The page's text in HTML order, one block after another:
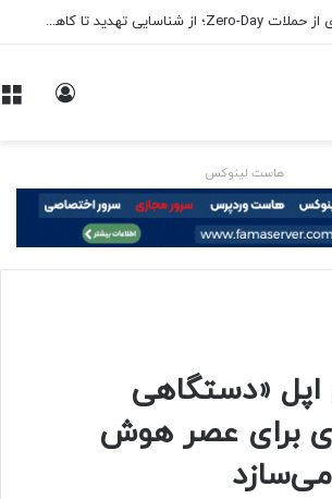
روش‌های جلوگیری از حملات Zero-Day؛ از شناسایی تهدید تا کاهش ریسک
هاست لینوکس
اپل «دستگاهی
برای عصر هوش